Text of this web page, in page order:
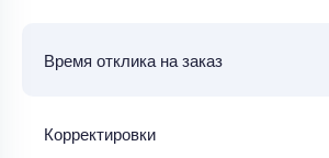
Время отклика на заказ
Корректировки